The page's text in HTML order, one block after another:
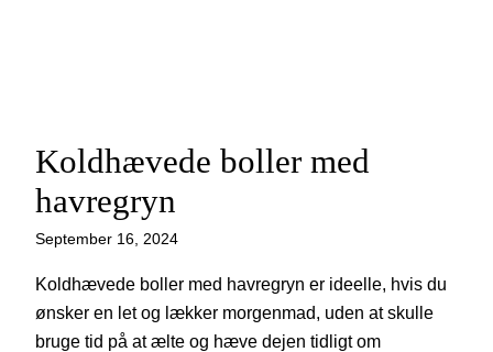
Koldhævede boller med
havregryn
September 16, 2024
Koldhævede boller med havregryn er ideelle, hvis du
ønsker en let og lækker morgenmad, uden at skulle
bruge tid på at ælte og hæve dejen tidligt om